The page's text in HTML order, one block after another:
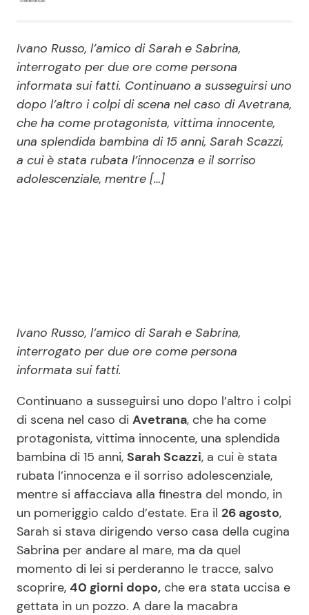
Persone Scomparse
Politica
Programmi TV
Reality e Talent
Soap Opera
ShowBiz Social News
Benessere
Casa
Moda e Style
Mondo Mamma
News benessere
Salute
Viaggi e Turismo
Festività
Cucina e Ricette
Dolci
Le Ricette in TV
Primi Piatti
Ricette Facili e Veloci
Ricette Feste
Ricette per Bambini
Ivano Russo, l’amico di Sarah e Sabrina,
interrogato per due ore come persona
informata sui fatti. Continuano a susseguirsi uno
dopo l’altro i colpi di scena nel caso di Avetrana,
che ha come protagonista, vittima innocente,
una splendida bambina di 15 anni, Sarah Scazzi,
a cui è stata rubata l’innocenza e il sorriso
adolescenziale, mentre […]
Ivano Russo, l’amico di Sarah e Sabrina,
interrogato per due ore come persona
informata sui fatti.
Continuano a susseguirsi uno dopo l’altro i colpi
di scena nel caso di Avetrana, che ha come
protagonista, vittima innocente, una splendida
bambina di 15 anni, Sarah Scazzi, a cui è stata
rubata l’innocenza e il sorriso adolescenziale,
mentre si affacciava alla finestra del mondo, in
un pomeriggio caldo d’estate. Era il 26 agosto,
Sarah si stava dirigendo verso casa della cugina
Sabrina per andare al mare, ma da quel
momento di lei si perderanno le tracce, salvo
scoprire, 40 giorni dopo, che era stata uccisa e
gettata in un pozzo. A dare la macabra